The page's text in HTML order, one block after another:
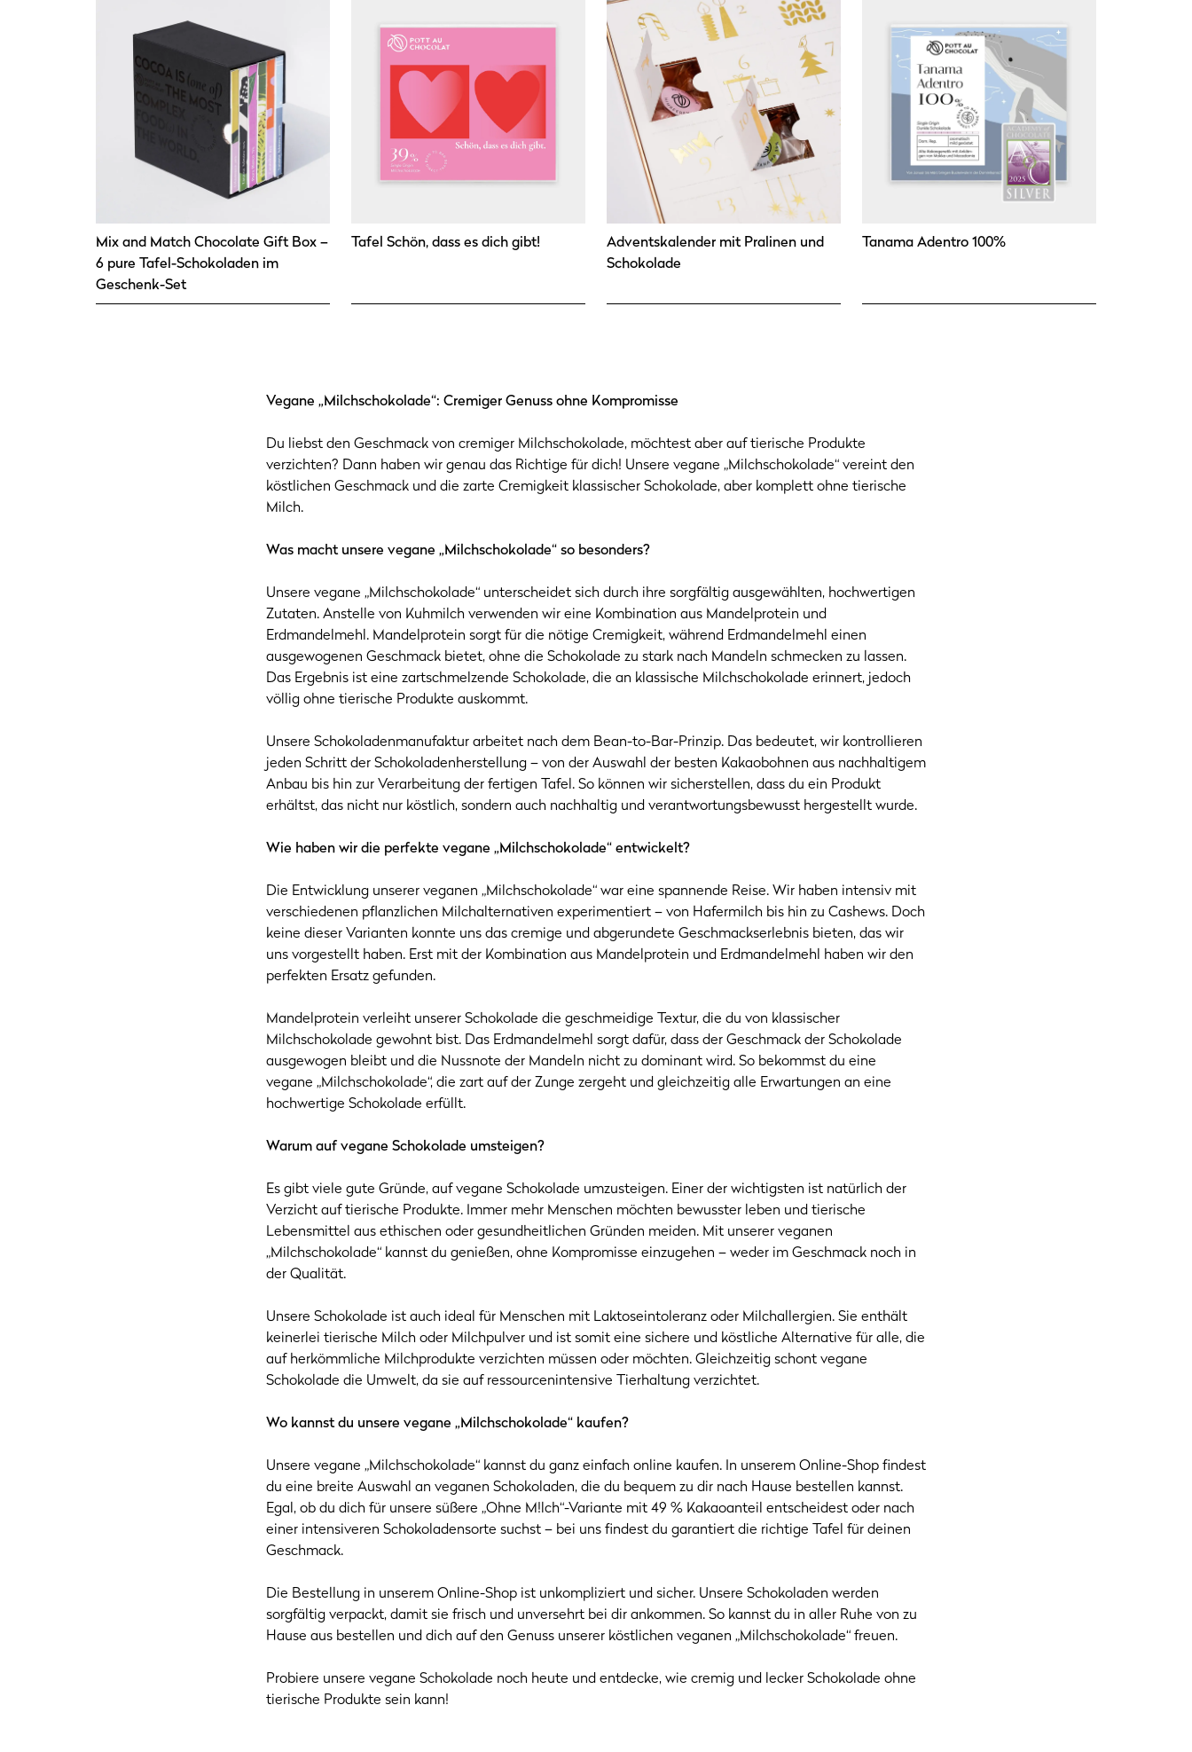
Mix and Match Chocolate Gift Box –
6 pure Tafel-Schokoladen im
Geschenk-Set
Tafel Schön, dass es dich gibt!
Adventskalender mit Pralinen und
Schokolade
Tanama Adentro 100%
Vegane „Milchschokolade“: Cremiger Genuss ohne Kompromisse
Du liebst den Geschmack von cremiger Milchschokolade, möchtest aber auf tierische Produkte
verzichten? Dann haben wir genau das Richtige für dich! Unsere vegane „Milchschokolade“ vereint den
köstlichen Geschmack und die zarte Cremigkeit klassischer Schokolade, aber komplett ohne tierische
Milch.
Was macht unsere vegane „Milchschokolade“ so besonders?
Unsere vegane „Milchschokolade“ unterscheidet sich durch ihre sorgfältig ausgewählten, hochwertigen
Zutaten. Anstelle von Kuhmilch verwenden wir eine Kombination aus Mandelprotein und
Erdmandelmehl. Mandelprotein sorgt für die nötige Cremigkeit, während Erdmandelmehl einen
ausgewogenen Geschmack bietet, ohne die Schokolade zu stark nach Mandeln schmecken zu lassen.
Das Ergebnis ist eine zartschmelzende Schokolade, die an klassische Milchschokolade erinnert, jedoch
völlig ohne tierische Produkte auskommt.
Unsere Schokoladenmanufaktur arbeitet nach dem Bean-to-Bar-Prinzip. Das bedeutet, wir kontrollieren
jeden Schritt der Schokoladenherstellung – von der Auswahl der besten Kakaobohnen aus nachhaltigem
Anbau bis hin zur Verarbeitung der fertigen Tafel. So können wir sicherstellen, dass du ein Produkt
erhältst, das nicht nur köstlich, sondern auch nachhaltig und verantwortungsbewusst hergestellt wurde.
Wie haben wir die perfekte vegane „Milchschokolade“ entwickelt?
Die Entwicklung unserer veganen „Milchschokolade“ war eine spannende Reise. Wir haben intensiv mit
verschiedenen pflanzlichen Milchalternativen experimentiert – von Hafermilch bis hin zu Cashews. Doch
keine dieser Varianten konnte uns das cremige und abgerundete Geschmackserlebnis bieten, das wir
uns vorgestellt haben. Erst mit der Kombination aus Mandelprotein und Erdmandelmehl haben wir den
perfekten Ersatz gefunden.
Mandelprotein verleiht unserer Schokolade die geschmeidige Textur, die du von klassischer
Milchschokolade gewohnt bist. Das Erdmandelmehl sorgt dafür, dass der Geschmack der Schokolade
ausgewogen bleibt und die Nussnote der Mandeln nicht zu dominant wird. So bekommst du eine
vegane „Milchschokolade“, die zart auf der Zunge zergeht und gleichzeitig alle Erwartungen an eine
hochwertige Schokolade erfüllt.
Warum auf vegane Schokolade umsteigen?
Es gibt viele gute Gründe, auf vegane Schokolade umzusteigen. Einer der wichtigsten ist natürlich der
Verzicht auf tierische Produkte. Immer mehr Menschen möchten bewusster leben und tierische
Lebensmittel aus ethischen oder gesundheitlichen Gründen meiden. Mit unserer veganen
„Milchschokolade“ kannst du genießen, ohne Kompromisse einzugehen – weder im Geschmack noch in
der Qualität.
Unsere Schokolade ist auch ideal für Menschen mit Laktoseintoleranz oder Milchallergien. Sie enthält
keinerlei tierische Milch oder Milchpulver und ist somit eine sichere und köstliche Alternative für alle, die
auf herkömmliche Milchprodukte verzichten müssen oder möchten. Gleichzeitig schont vegane
Schokolade die Umwelt, da sie auf ressourcenintensive Tierhaltung verzichtet.
Wo kannst du unsere vegane „Milchschokolade“ kaufen?
Unsere vegane „Milchschokolade“ kannst du ganz einfach online kaufen. In unserem Online-Shop findest
du eine breite Auswahl an veganen Schokoladen, die du bequem zu dir nach Hause bestellen kannst.
Egal, ob du dich für unsere süßere „Ohne M!lch“-Variante mit 49 % Kakaoanteil entscheidest oder nach
einer intensiveren Schokoladensorte suchst – bei uns findest du garantiert die richtige Tafel für deinen
Geschmack.
Die Bestellung in unserem Online-Shop ist unkompliziert und sicher. Unsere Schokoladen werden
sorgfältig verpackt, damit sie frisch und unversehrt bei dir ankommen. So kannst du in aller Ruhe von zu
Hause aus bestellen und dich auf den Genuss unserer köstlichen veganen „Milchschokolade“ freuen.
Probiere unsere vegane Schokolade noch heute und entdecke, wie cremig und lecker Schokolade ohne
tierische Produkte sein kann!